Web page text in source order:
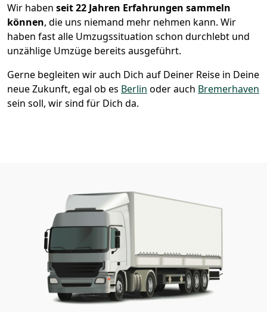
Wir haben seit22 Jahren Erfahrungen sammeln
können, die uns niemand mehr nehmen kann. Wir
haben fast alle Umzugssituation schon durchlebt und
unzählige Umzüge bereits ausgeführt.
Gerne begleiten wir auch Dich auf Deiner Reise in Deine
neue Zukunft, egal ob es Berlin oder auch Bremer­haven
sein soll, wir sind für Dich da.